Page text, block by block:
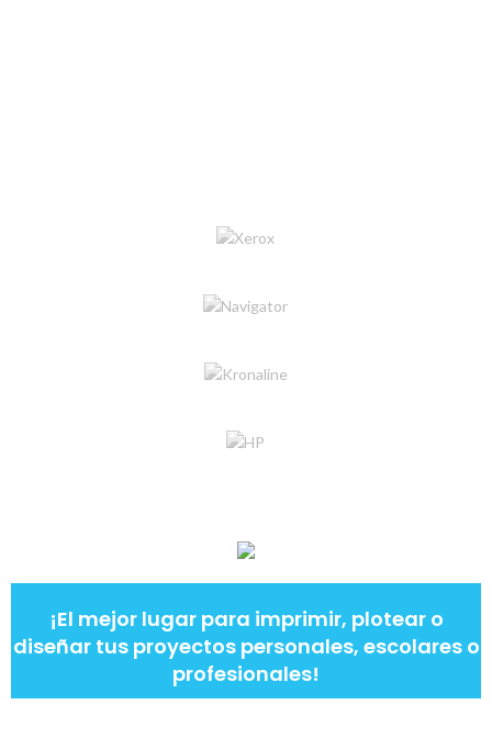
¡El mejor lugar para imprimir, plotear o
diseñar tus proyectos personales, escolares o
profesionales!